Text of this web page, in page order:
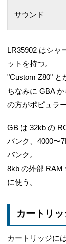
サウンド
LR35902 はシャ
ットを持つ。
"Custom Z80" と
ちなみに GBA
の方がポピュラー
GB は 32kb の
バンク、4000〜
バンク。
8kb の外部 RAM
に使う。
カートリ
カートリッジに